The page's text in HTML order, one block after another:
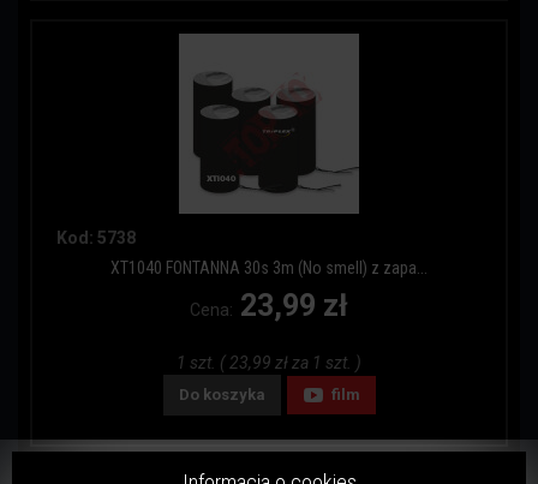
Kod: 5738
XT1040 FONTANNA 30s 3m (No smell) z zapa...
Cena: 23,99 zł
1 szt. ( 23,99 zł za 1 szt. )
Do koszyka film